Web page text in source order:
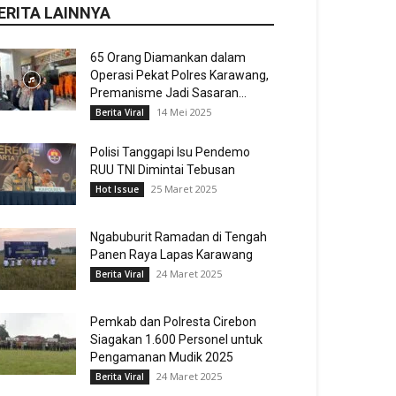
LAINNYA
65 Orang Diamankan dalam
Operasi Pekat Polres Karawang,
Premanisme Jadi Sasaran...
Berita Viral 14 Mei 2025
Polisi Tanggapi Isu Pendemo
RUU TNI Dimintai Tebusan
Hot Issue 25 Maret 2025
Ngabuburit Ramadan di Tengah
Panen Raya Lapas Karawang
Berita Viral 24 Maret 2025
Pemkab dan Polresta Cirebon
Siagakan 1.600 Personel untuk
Pengamanan Mudik 2025
Berita Viral 24 Maret 2025